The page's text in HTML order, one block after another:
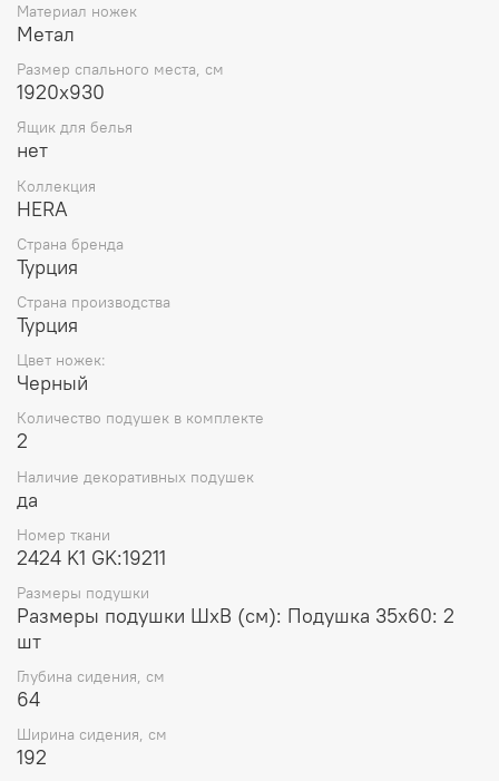
Материал ножек
Метал
Размер спального места, см
1920x930
Ящик для белья
нет
Коллекция
HERA
Страна бренда
Турция
Страна производства
Турция
Цвет ножек:
Черный
Количество подушек в комплекте
2
Наличие декоративных подушек
да
Номер ткани
2424 K1 GK:19211
Размеры подушки
Размеры подушки ШхВ (см): Подушка 35x60: 2
шт
Глубина сидения, см
64
Ширина сидения, см
192